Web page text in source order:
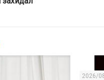
2026/